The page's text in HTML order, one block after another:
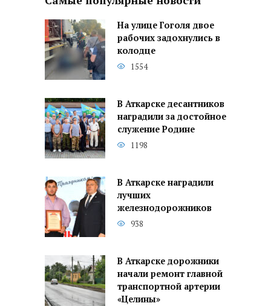
На улице Гоголя двое
рабочих задохнулись в
колодце
1554
В Аткарске десантников
наградили за достойное
служение Родине
1198
В Аткарске наградили
лучших
железнодорожников
938
В Аткарске дорожники
начали ремонт главной
транспортной артерии
«Целины»